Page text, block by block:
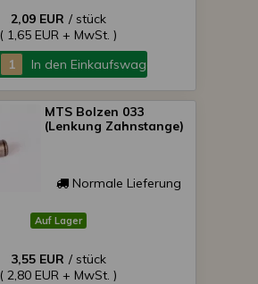
2,09 EUR / stück
( 1,65 EUR + MwSt. )
In den Einkaufswagen
MTS Bolzen 033
(Lenkung Zahnstange)
Normale Lieferung
Auf Lager
3,55 EUR / stück
( 2,80 EUR + MwSt. )